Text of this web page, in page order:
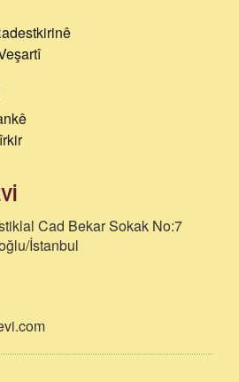
Cad Bekar Sokak No:7
İstanbul